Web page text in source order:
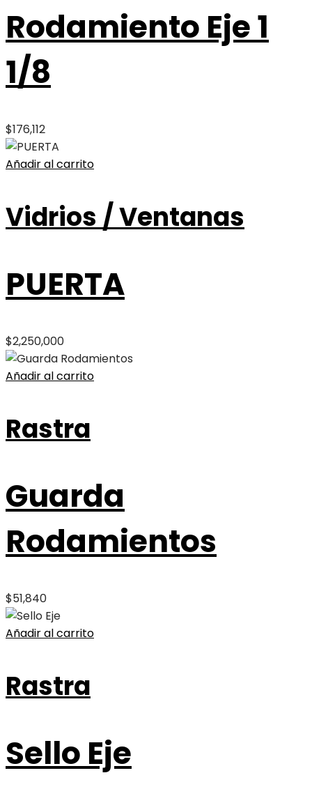
Rodamiento Eje 1
1/8
$176,112
Añadir al carrito
Vidrios / Ventanas
PUERTA
$2,250,000
Añadir al carrito
Rastra
Guarda
Rodamientos
$51,840
Añadir al carrito
Rastra
Sello Eje